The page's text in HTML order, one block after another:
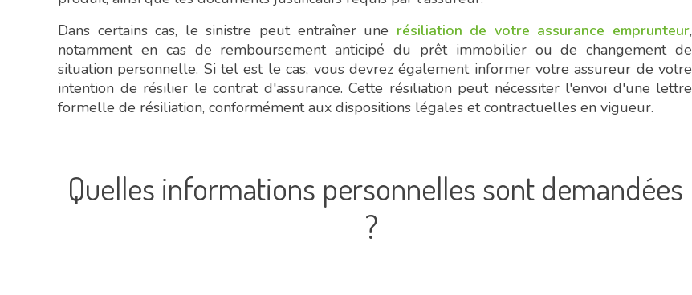
Dans certains cas, le sinistre peut entraîner une résiliation de votre assurance emprunteur,
notamment en cas de remboursement anticipé du prêt immobilier ou de changement de
situation personnelle. Si tel est le cas, vous devrez également informer votre assureur de votre
intention de résilier le contrat d'assurance. Cette résiliation peut nécessiter l'envoi d'une lettre
formelle de résiliation, conformément aux dispositions légales et contractuelles en vigueur.
Quelles informations personnelles sont demandées
?